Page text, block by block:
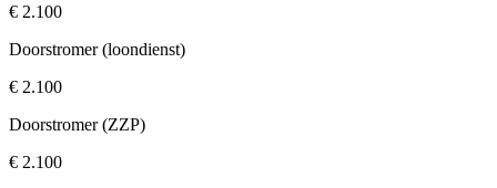
€ 2.100
Doorstromer (loondienst)
€ 2.100
Doorstromer (ZZP)
€ 2.100